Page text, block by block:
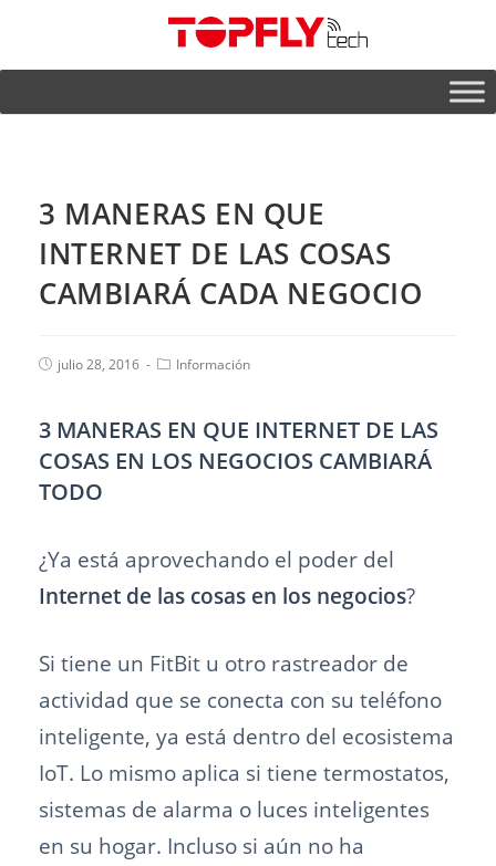
3 MANERAS EN QUE
INTERNET DE LAS COSAS
CAMBIARÁ CADA NEGOCIO
julio 28, 2016 Información
3 MANERAS EN QUE INTERNET DE LAS
COSAS EN LOS NEGOCIOS CAMBIARÁ
TODO
¿Ya está aprovechando el poder del
Internet de las cosas en los negocios?
Si tiene un FitBit u otro rastreador de
actividad que se conecta con su teléfono
inteligente, ya está dentro del ecosistema
IoT. Lo mismo aplica si tiene termostatos,
sistemas de alarma o luces inteligentes
en su hogar. Incluso si aún no ha